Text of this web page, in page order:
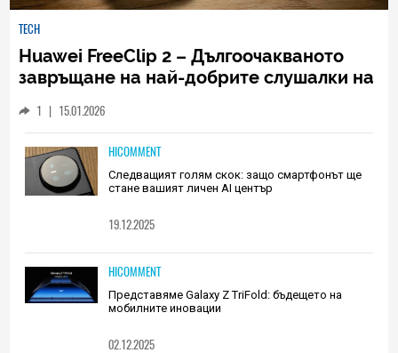
TECH
Huawei FreeClip 2 – Дългоочакваното
завръщане на най-добрите слушалки на
1 | 15.01.2026
HICOMMENT
Следващият голям скок: защо смартфонът ще
стане вашият личен AI център
19.12.2025
HICOMMENT
Представяме Galaxy Z TriFold: бъдещето на
мобилните иновации
02.12.2025